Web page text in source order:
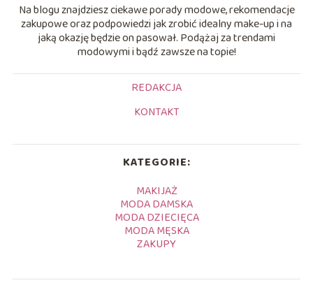
Na blogu znajdziesz ciekawe porady modowe, rekomendacje
zakupowe oraz podpowiedzi jak zrobić idealny make-up i na
jaką okazję będzie on pasował. Podążaj za trendami
modowymi i bądź zawsze na topie!
REDAKCJA
KONTAKT
KATEGORIE:
MAKIJAŻ
MODA DAMSKA
MODA DZIECIĘCA
MODA MĘSKA
ZAKUPY